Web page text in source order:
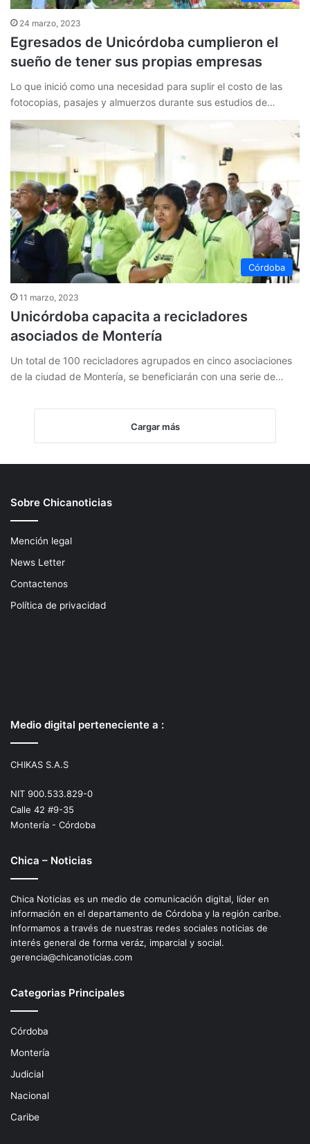
24 marzo, 2023
Egresados de Unicórdoba cumplieron el
sueño de tener sus propias empresas
Lo que inició como una necesidad para suplir el costo de las
fotocopias, pasajes y almuerzos durante sus estudios de…
Córdoba
11 marzo, 2023
Unicórdoba capacita a recicladores
asociados de Montería
Un total de 100 recicladores agrupados en cinco asociaciones
de la ciudad de Montería, se beneficiarán con una serie de…
Cargar más
Sobre Chicanoticias
Mención legal
News Letter
Contactenos
Política de privacidad
Medio digital perteneciente a :
CHIKAS S.A.S
NIT 900.533.829-0
Calle 42 #9-35
Montería - Córdoba
Chica – Noticias
Chica Noticias es un medio de comunicación digital, líder en
información en el departamento de Córdoba y la región caríbe.
Informamos a través de nuestras redes sociales noticias de
interés general de forma veráz, imparcial y social.
gerencia@chicanoticias.com
Categorias Principales
Córdoba
Montería
Judicial
Nacional
Caribe